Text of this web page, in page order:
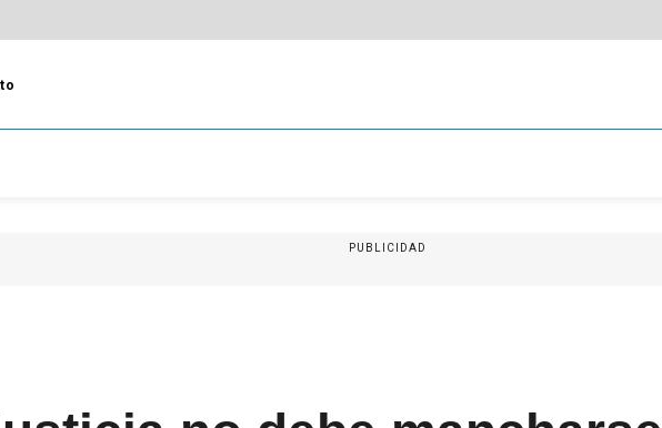
PUBLICIDAD